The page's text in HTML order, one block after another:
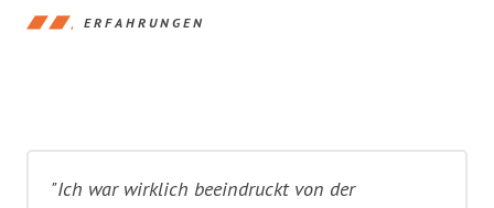
ERFAHRUNGEN
"Ich war wirklich beeindruckt von der